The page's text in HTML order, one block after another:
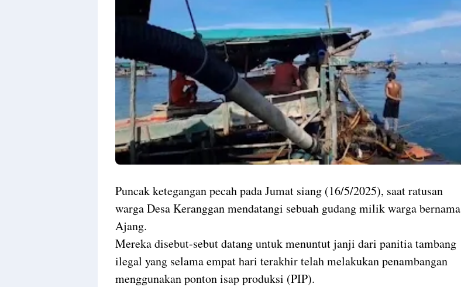
Puncak ketegangan pecah pada Jumat siang (16/5/2025), saat ratusan
warga Desa Keranggan mendatangi sebuah gudang milik warga bernama
Ajang.
Mereka disebut-sebut datang untuk menuntut janji dari panitia tambang
ilegal yang selama empat hari terakhir telah melakukan penambangan
menggunakan ponton isap produksi (PIP).